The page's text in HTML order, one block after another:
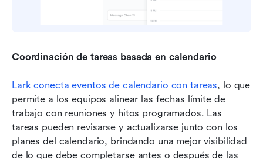
Coordinación de tareas basada en calendario
Lark conecta eventos de calendario con tareas, lo que
permite a los equipos alinear las fechas límite de
trabajo con reuniones y hitos programados. Las
tareas pueden revisarse y actualizarse junto con los
planes del calendario, brindando una mejor visibilidad
de lo que debe completarse antes o después de las